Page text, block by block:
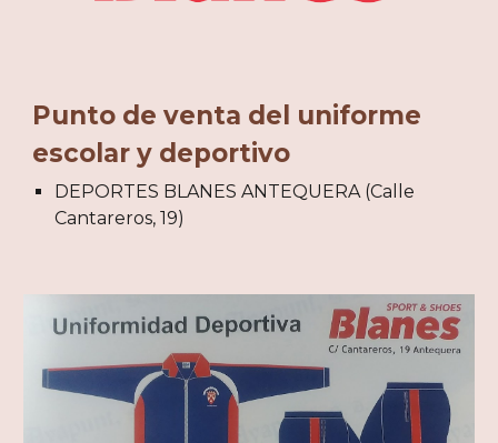
Punto de venta del uniforme
escolar y deportivo
DEPORTES BLANES ANTEQUERA (Calle
Cantareros, 19)